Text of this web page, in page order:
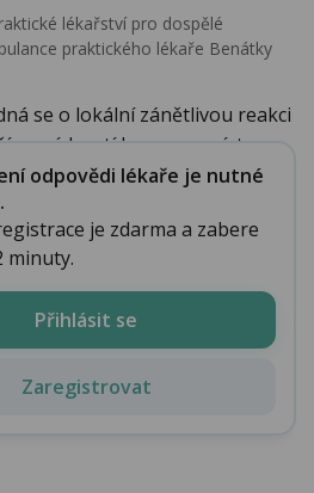
lékařství pro dospělé
praktického lékaře Benátky
se o lokální zánětlivou reakci
na píchnutí hmyzem, míst...
odpovědi lékaře je nutné
je zdarma a zabere
minuty.
Přihlásit se
Zaregistrovat